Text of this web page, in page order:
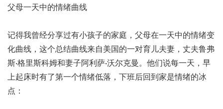
父母一天中的情绪曲线
记得我曾经分享过有小孩子的家庭，父母在一天中的情绪变
化曲线，这个总结曲线来自美国的一对育儿夫妻，丈夫鲁弗
斯·格里斯科姆和妻子阿利萨·沃尔克曼。他们说每一天，早
上起床时有了第一个情绪低落，下班后回到家是情绪的冰
点：